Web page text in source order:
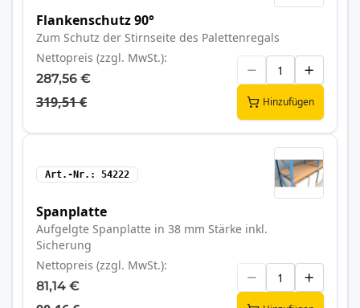
Flankenschutz 90°
Zum Schutz der Stirnseite des Palettenregals
Nettopreis (zzgl. MwSt.)
287,56 €
319,51 € Hinzufügen
Art.-Nr. 54222
Spanplatte
Aufgelgte Spanplatte in 38 mm Stärke inkl.
Sicherung
Nettopreis (zzgl. MwSt.)
81,14 €